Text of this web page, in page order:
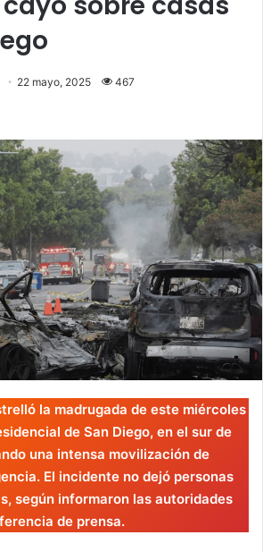
22 mayo, 2025 467
la madrugada de este miércoles
de San Diego, en el sur de
una intensa movilización de
El incidente no dejó personas
según informaron las autoridades
de prensa.